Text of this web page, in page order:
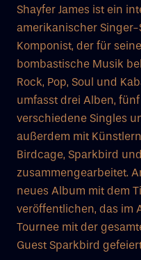
Shayfer James ist ein
amerikanischer
Komponist, der für
bombastische Musik
Rock, Pop, Soul und
umfasst drei Alben,
verschiedene Singles
außerdem mit
Birdcage, Sparkbird
zusammengearbeitet.
neues Album mit dem
veröffentlichen, das im
Tournee mit der
Guest Sparkbird